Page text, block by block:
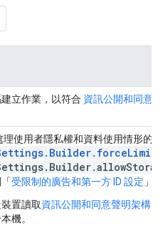
立作業，以符合 資訊公開和同意
理使用者隱私權和資料使用情形的
受限制的廣告和第一方 ID 設定 」。
置讀取資訊公開和同意聲明架構
機。